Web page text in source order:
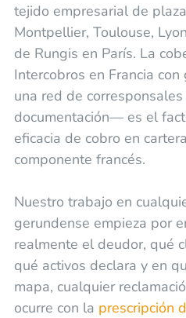
tejido empresarial de
Montpellier, Toulouse,
de Rungis en París. La
Intercobros en Francia
una red de
documentación— es el
eficacia de cobro en
componente francés.
Nuestro trabajo en
gerundense empieza por
realmente el deudor, qué
qué activos declara y en
mapa, cualquier
ocurre con la prescripción